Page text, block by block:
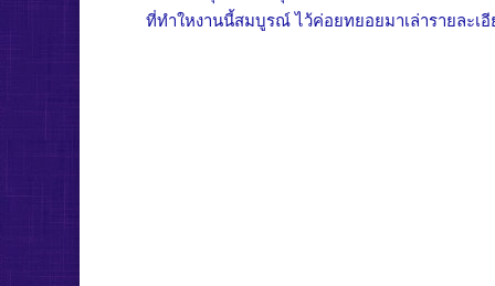
ที่ทำใหงานนี้สมบูรณ์ ไว้ค่อยทยอยมาเล่ารายละเ